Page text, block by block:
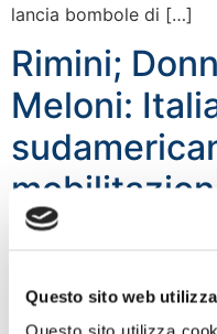
Questo sito web
lancia bombole di […]
Rimini;
Meloni:
colpevoli